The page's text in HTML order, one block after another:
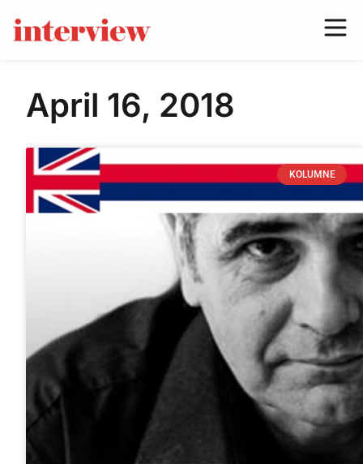
April 16, 2018
KOLUMNE